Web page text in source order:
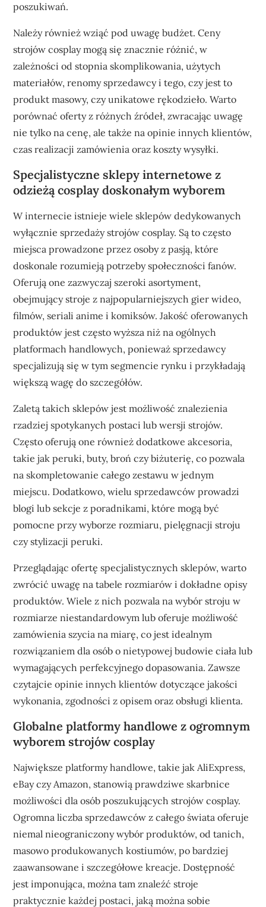
poszukiwań.
Należy również wziąć pod uwagę budżet. Ceny
strojów cosplay mogą się znacznie różnić, w
zależności od stopnia skomplikowania, użytych
materiałów, renomy sprzedawcy i tego, czy jest to
produkt masowy, czy unikatowe rękodzieło. Warto
porównać oferty z różnych źródeł, zwracając uwagę
nie tylko na cenę, ale także na opinie innych klientów,
czas realizacji zamówienia oraz koszty wysyłki.
Specjalistyczne sklepy internetowe z
odzieżą cosplay doskonałym wyborem
W internecie istnieje wiele sklepów dedykowanych
wyłącznie sprzedaży strojów cosplay. Są to często
miejsca prowadzone przez osoby z pasją, które
doskonale rozumieją potrzeby społeczności fanów.
Oferują one zazwyczaj szeroki asortyment,
obejmujący stroje z najpopularniejszych gier wideo,
filmów, seriali anime i komiksów. Jakość oferowanych
produktów jest często wyższa niż na ogólnych
platformach handlowych, ponieważ sprzedawcy
specjalizują się w tym segmencie rynku i przykładają
większą wagę do szczegółów.
Zaletą takich sklepów jest możliwość znalezienia
rzadziej spotykanych postaci lub wersji strojów.
Często oferują one również dodatkowe akcesoria,
takie jak peruki, buty, broń czy biżuterię, co pozwala
na skompletowanie całego zestawu w jednym
miejscu. Dodatkowo, wielu sprzedawców prowadzi
blogi lub sekcje z poradnikami, które mogą być
pomocne przy wyborze rozmiaru, pielęgnacji stroju
czy stylizacji peruki.
Przeglądając ofertę specjalistycznych sklepów, warto
zwrócić uwagę na tabele rozmiarów i dokładne opisy
produktów. Wiele z nich pozwala na wybór stroju w
rozmiarze niestandardowym lub oferuje możliwość
zamówienia szycia na miarę, co jest idealnym
rozwiązaniem dla osób o nietypowej budowie ciała lub
wymagających perfekcyjnego dopasowania. Zawsze
czytajcie opinie innych klientów dotyczące jakości
wykonania, zgodności z opisem oraz obsługi klienta.
Globalne platformy handlowe z ogromnym
wyborem strojów cosplay
Największe platformy handlowe, takie jak AliExpress,
eBay czy Amazon, stanowią prawdziwe skarbnice
możliwości dla osób poszukujących strojów cosplay.
Ogromna liczba sprzedawców z całego świata oferuje
niemal nieograniczony wybór produktów, od tanich,
masowo produkowanych kostiumów, po bardziej
zaawansowane i szczegółowe kreacje. Dostępność
jest imponująca, można tam znaleźć stroje
praktycznie każdej postaci, jaką można sobie